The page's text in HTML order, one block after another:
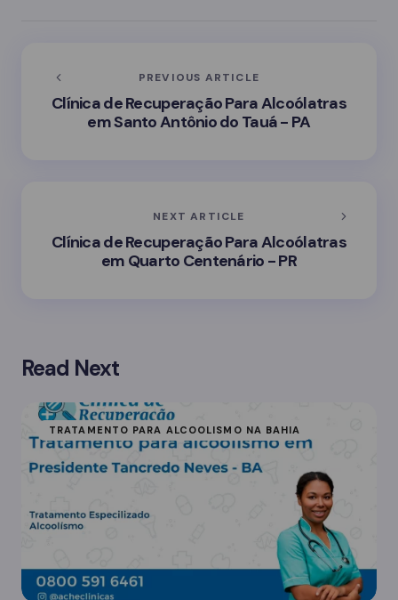
PREVIOUS ARTICLE
Clínica de Recuperação Para Alcoólatras
em Santo Antônio do Tauá - PA
NEXT ARTICLE
Clínica de Recuperação Para Alcoólatras
em Quarto Centenário - PR
Read Next
TRATAMENTO PARA ALCOOLISMO NA BAHIA